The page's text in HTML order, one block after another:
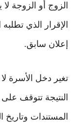
الزوج أو الزوجة
الإقرار الذي
إعلان سابق.
تغير دخل الأسرة
النتيجة تتوقف
المستندات وتاريخ